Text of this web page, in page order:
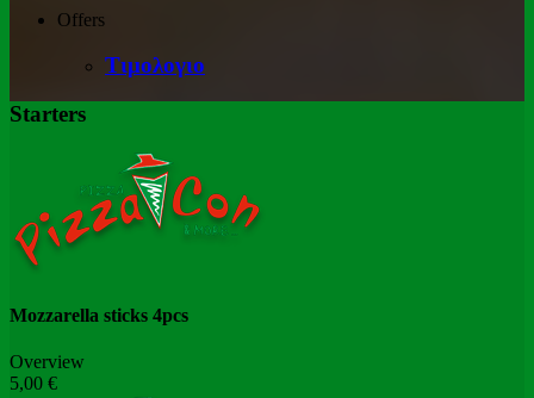
Offers
Τιμολογιο
Starters
Mozzarella sticks 4pcs
Overview
5,00 €